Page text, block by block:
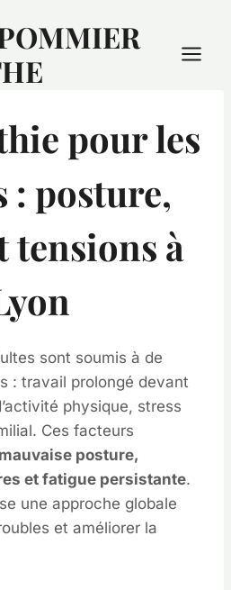
pour les
: posture,
tensions à
sont soumis à de
: travail prolongé devant
physique, stress
Ces facteurs
mauvaise posture,
et fatigue persistante.
une approche globale
et améliorer la